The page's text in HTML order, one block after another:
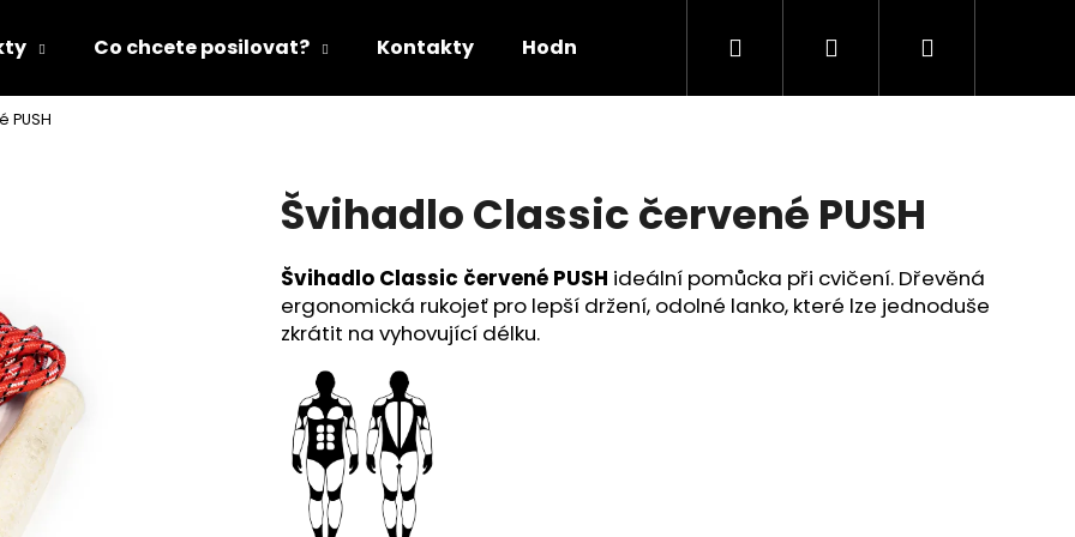
Co chcete posilovat? Kontakty Hodnocení obchodu Hledat PřihlášeníNákupní
Švihadlo Classic červené PUSH
Švihadlo Classic červené PUSH ideální pomůcka při cvičení. Dřevěná
ergonomická rukojeť pro lepší držení, odolné lanko, které lze jednoduše
zkrátit na vyhovující délku.
Co potřebujete najít?
HLEDAT